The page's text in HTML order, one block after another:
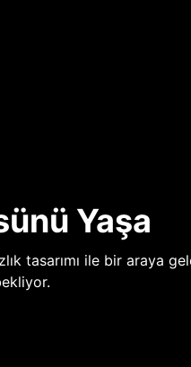
Yaşa
tasarımı ile bir araya